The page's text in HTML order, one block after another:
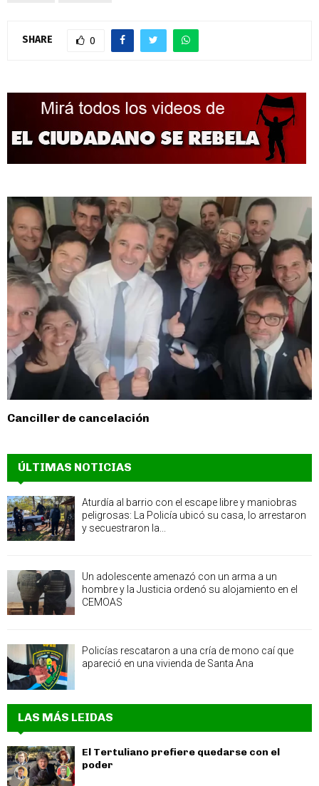
SHARE 0
Canciller de cancelación
ÚLTIMAS NOTICIAS
Aturdía al barrio con el escape libre y maniobras
peligrosas: La Policía ubicó su casa, lo arrestaron
y secuestraron la...
Un adolescente amenazó con un arma a un
hombre y la Justicia ordenó su alojamiento en el
CEMOAS
Policías rescataron a una cría de mono caí que
apareció en una vivienda de Santa Ana
LAS MÁS LEIDAS
El Tertuliano prefiere quedarse con el
poder